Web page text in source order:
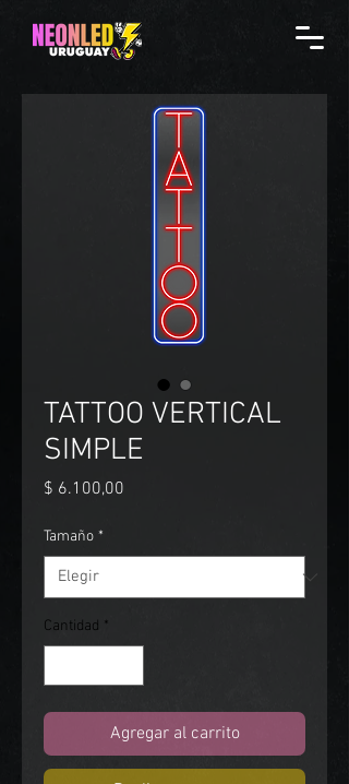
TATTOO VERTICAL
SIMPLE
$ 6.100,00
Tamaño *
Cantidad *
Agregar al carrito